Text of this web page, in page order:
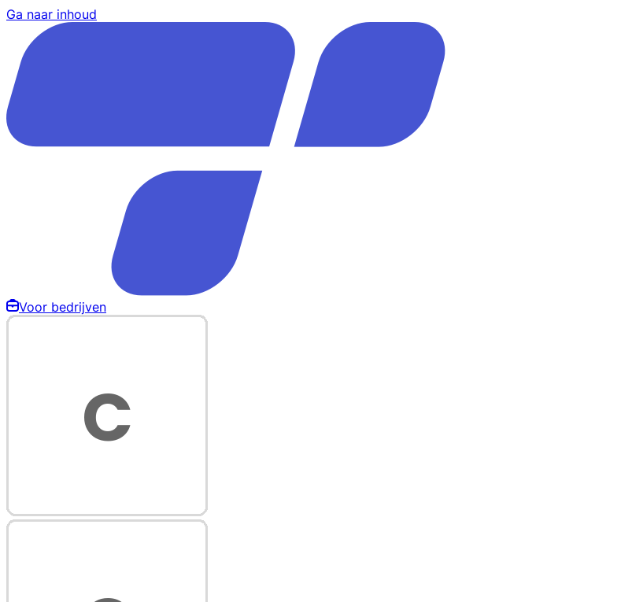
Ga naar inhoud
Voor bedrijven